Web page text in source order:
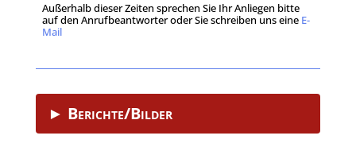
Außerhalb dieser Zeiten sprechen Sie Ihr Anliegen bitte
auf den Anrufbeantworter oder Sie schreiben uns eine E-
Mail.
► Berichte/Bilder